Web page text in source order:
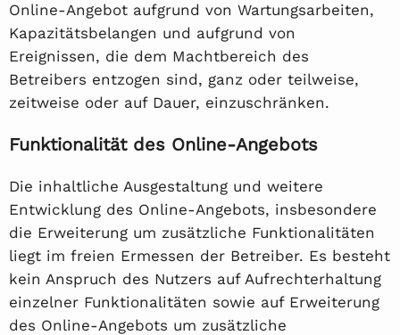
Online-Angebot aufgrund von Wartungsarbeiten,
Kapazitätsbelangen und aufgrund von
Ereignissen, die dem Machtbereich des
Betreibers entzogen sind, ganz oder teilweise,
zeitweise oder auf Dauer, einzuschränken.
Funktionalität des Online-Angebots
Die inhaltliche Ausgestaltung und weitere
Entwicklung des Online-Angebots, insbesondere
die Erweiterung um zusätzliche Funktionalitäten
liegt im freien Ermessen der Betreiber. Es besteht
kein Anspruch des Nutzers auf Aufrechterhaltung
einzelner Funktionalitäten sowie auf Erweiterung
des Online-Angebots um zusätzliche